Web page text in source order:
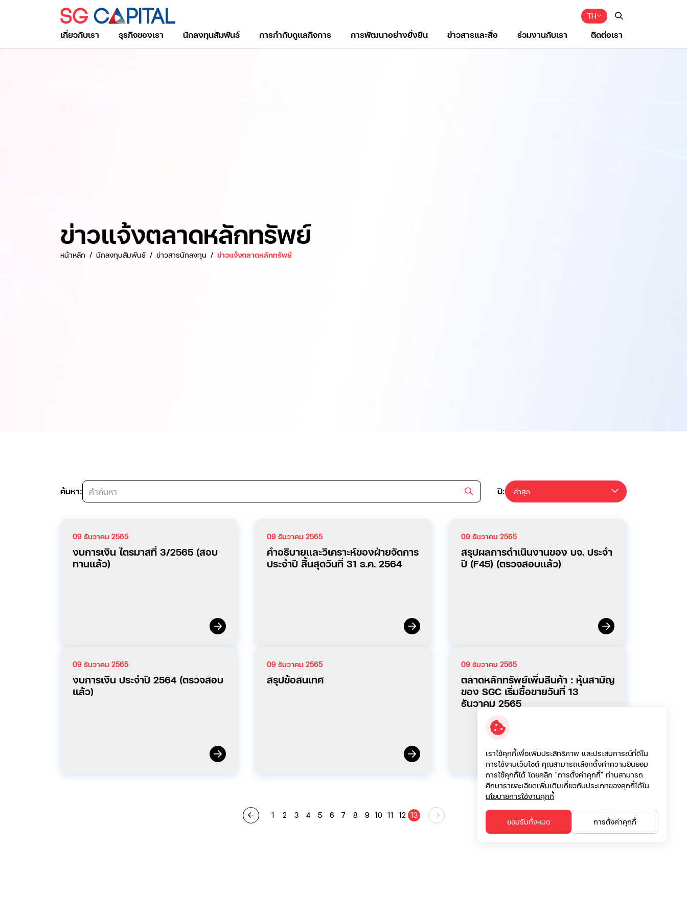
TH
เกี่ยวกับเรา ธุรกิจของเรา นักลงทุนสัมพันธ์ การกำกับดูแลกิจการ การพัฒนาอย่างยั่งยืน ข่าวสารและสื่อ ร่วมงานกับเรา ติดต่อเรา
ข่าวแจ้งตลาดหลักทรัพย์
หน้าหลัก นักลงทุนสัมพันธ์ ข่าวสารนักลงทุน ข่าวแจ้งตลาดหลักทรัพย์
ค้นหา: ปี: ล่าสุด
09 ธันวาคม 2565
งบการเงิน ไตรมาสที่ 3/2565 (สอบ
ทานแล้ว)
09 ธันวาคม 2565
คำอธิบายและวิเคราะห์ของฝ่ายจัดการ
ประจำปี สิ้นสุดวันที่ 31 ธ.ค. 2564
09 ธันวาคม 2565
สรุปผลการดำเนินงานของ บจ. ประจำ
ปี (F45) (ตรวจสอบแล้ว)
09 ธันวาคม 2565
งบการเงิน ประจำปี 2564 (ตรวจสอบ
แล้ว)
09 ธันวาคม 2565
สรุปข้อสนเทศ
09 ธันวาคม 2565
ตลาดหลักทรัพย์เพิ่มสินค้า : หุ้นสามัญ
ของ SGC เริ่มซื้อขายวันที่ 13
ธันวาคม 2565
1 2 3 4 5 6 7 8 9 10 11 12 13
เราใช้คุกกี้เพื่อเพิ่มประสิทธิภาพ และประสบการณ์ที่ดีใน
การใช้งานเว็บไซต์ คุณสามารถเลือกตั้งค่าความยินยอม
การใช้คุกกี้ได้ โดยคลิก "การตั้งค่าคุกกี้" ท่านสามารถ
ศึกษารายละเอียดเพิ่มเติมเกี่ยวกับประเภทของคุกกี้ได้ใน
นโยบายการใช้งานคุกกี้
ยอมรับทั้งหมด การตั้งค่าคุกกี้